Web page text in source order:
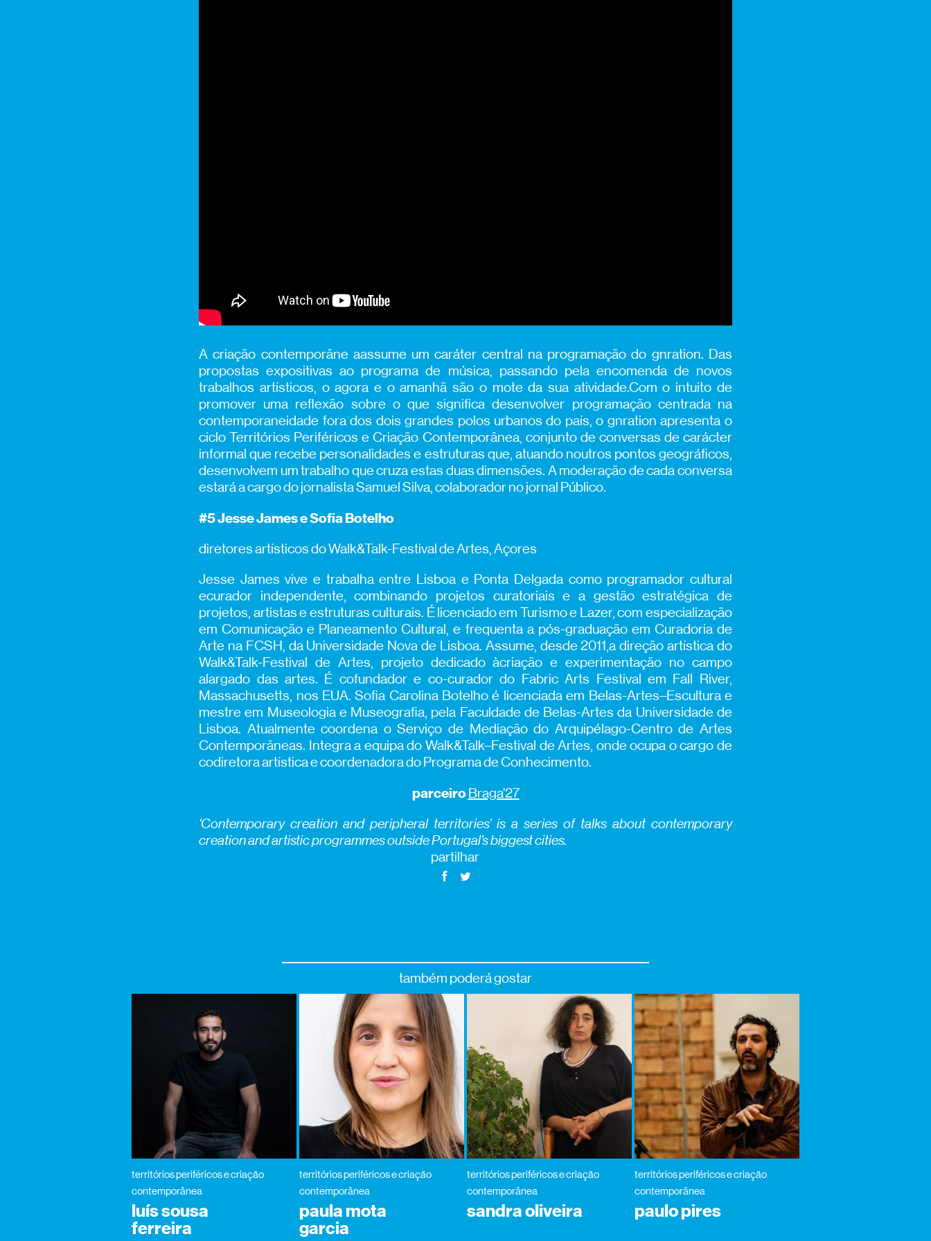
A criação contemporâne aassume um caráter central na programação do gnration. Das
propostas expositivas ao programa de música, passando pela encomenda de novos
trabalhos artísticos, o agora e o amanhã são o mote da sua atividade.Com o intuito de
promover uma reflexão sobre o que significa desenvolver programação centrada na
contemporaneidade fora dos dois grandes polos urbanos do país, o gnration apresenta o
ciclo Territórios Periféricos e Criação Contemporânea, conjunto de conversas de carácter
informal que recebe personalidades e estruturas que, atuando noutros pontos geográficos,
desenvolvem um trabalho que cruza estas duas dimensões. A moderação de cada conversa
estará a cargo do jornalista Samuel Silva, colaborador no jornal Público.
#5 Jesse James e Sofia Botelho
diretores artísticos do Walk&Talk-Festival de Artes, Açores
Jesse James vive e trabalha entre Lisboa e Ponta Delgada como programador cultural
ecurador independente, combinando projetos curatoriais e a gestão estratégica de
projetos, artistas e estruturas culturais. É licenciado em Turismo e Lazer, com especialização
em Comunicação e Planeamento Cultural, e frequenta a pós-graduação em Curadoria de
Arte na FCSH, da Universidade Nova de Lisboa. Assume, desde 2011,a direção artística do
Walk&Talk-Festival de Artes, projeto dedicado àcriação e experimentação no campo
alargado das artes. É cofundador e co-curador do Fabric Arts Festival em Fall River,
Massachusetts, nos EUA. Sofia Carolina Botelho é licenciada em Belas-Artes–Escultura e
mestre em Museologia e Museografia, pela Faculdade de Belas-Artes da Universidade de
Lisboa. Atualmente coordena o Serviço de Mediação do Arquipélago-Centro de Artes
Contemporâneas. Integra a equipa do Walk&Talk–Festival de Artes, onde ocupa o cargo de
codiretora artística e coordenadora do Programa de Conhecimento.
parceiroBraga’27
‘Contemporary creation and peripheral territories’ is a series of talks about contemporary
creation and artistic programmes outside Portugal’s biggest cities.
partilhar
também poderá gostar
territórios periféricos e criação
contemporânea
luís sousa
ferreira
territórios periféricos e criação
contemporânea
paula mota
garcia
territórios periféricos e criação
contemporânea
sandra oliveira
territórios periféricos e criação
contemporânea
paulo pires